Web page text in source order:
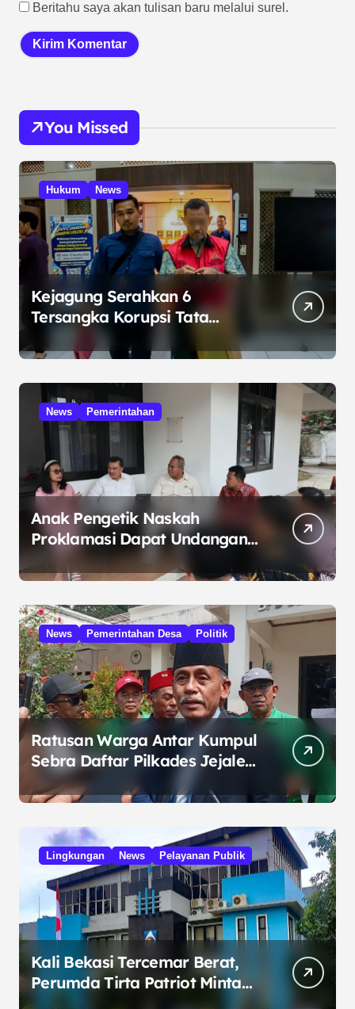
Beritahu saya akan tulisan baru melalui surel.
You Missed
Hukum News
Kejagung Serahkan 6
Tersangka Korupsi Tata
Kelola Minyak ke Penuntut
Umum
News Pemerintahan
Anak Pengetik Naskah
Proklamasi Dapat Undangan
HUT RI dari Presiden
Prabowo
News Pemerintahan Desa Politik
Ratusan Warga Antar Kumpul
Sebra Daftar Pilkades Jejalen
Jaya, Serukan Pemilu Damai
Lingkungan News Pelayanan Publik
Kali Bekasi Tercemar Berat,
Perumda Tirta Patriot Minta
Maaf atas Penurunan Kualitas